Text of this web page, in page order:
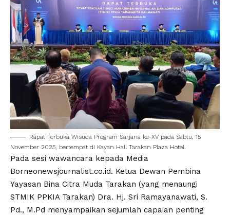
Rapat Terbuka Wisuda Program Sarjana ke-XV pada Sabtu, 15
November 2025, bertempat di Kayan Hall Tarakan Plaza Hotel.
Pada sesi wawancara kepada Media
Borneonewsjournalist.co.id. Ketua Dewan Pembina
Yayasan Bina Citra Muda Tarakan (yang menaungi
STMIK PPKIA Tarakan) Dra. Hj. Sri Ramayanawati, S.
Pd., M.Pd menyampaikan sejumlah capaian penting